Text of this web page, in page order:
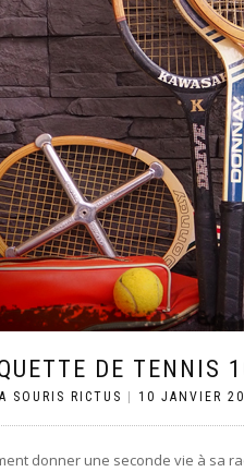
DE TENNIS
SOURIS RICTUS 10 JANVIER
donner une seconde vie à sa